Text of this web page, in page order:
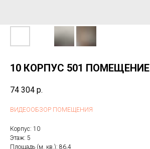
10 КОРПУС 501 ПОМЕЩЕНИЕ
74 304 р.
ВИДЕООБЗОР ПОМЕЩЕНИЯ
Корпус: 10
Этаж: 5
Площадь (м. кв.): 86,4